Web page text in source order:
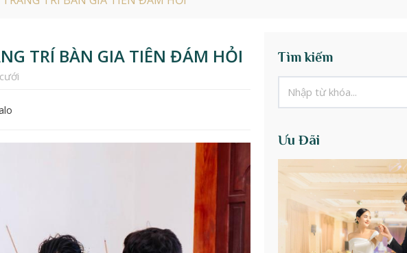
TRÍ BÀN GIA TIÊN ĐÁM HỎI Tìm kiếm
Ưu Đãi